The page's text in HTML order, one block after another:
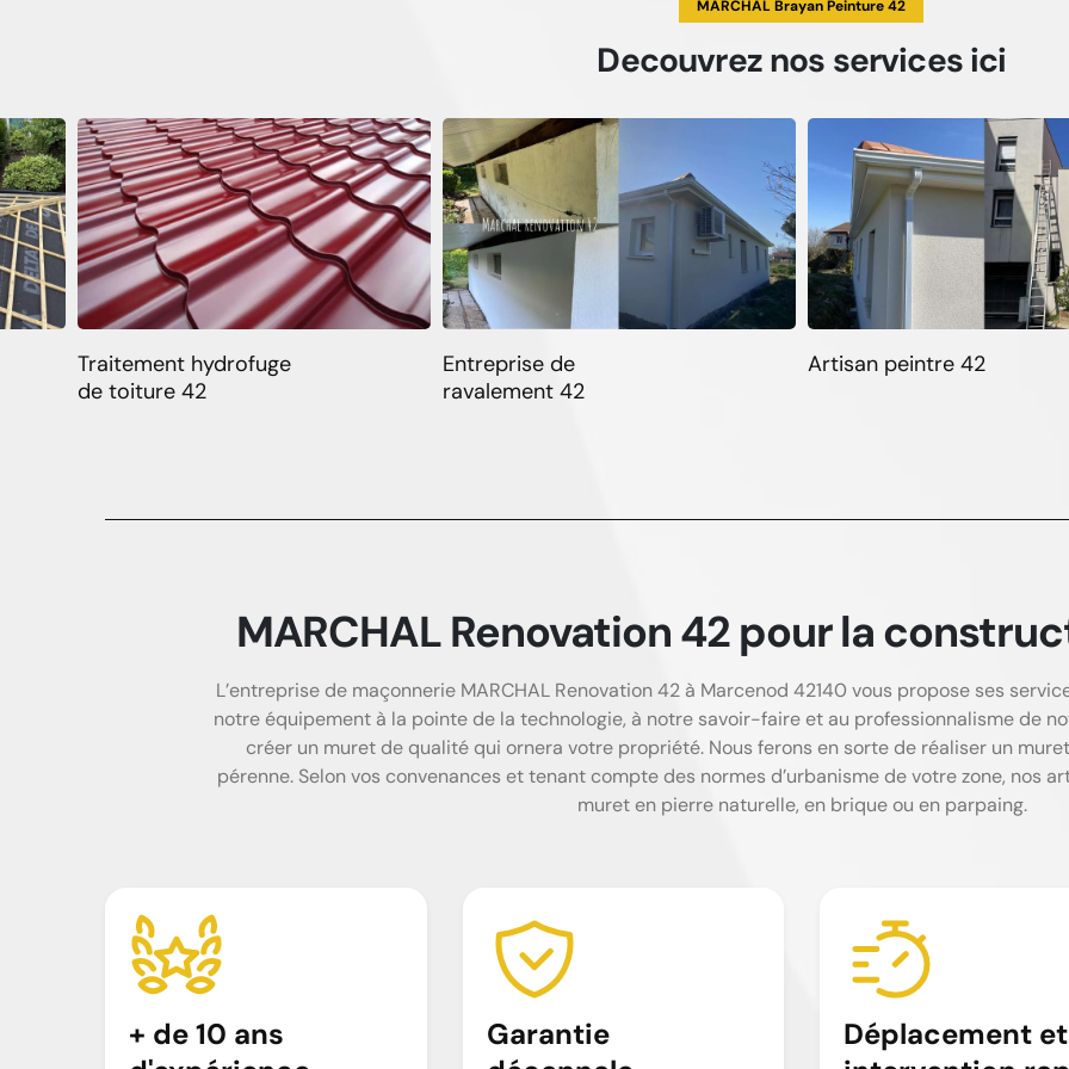
MARCHAL Brayan Peinture 42
Decouvreznos servicesici
Traitement hydrofuge
de toiture 42
Entreprise de
ravalement 42
Artisan peintre 42
MARCHAL Renovation 42 pour la
L’entreprise de maçonnerie MARCHAL Renovation 42 à Marcenod 42140 vous propose ses
notre équipement à la pointe de la technologie, à notre savoir-faire et au professionnalisme de
créer un muret de qualité qui ornera votre propriété. Nous ferons en sorte de réaliser un
pérenne. Selon vos convenances et tenant compte des normes d’urbanisme de votre zone, nos
muret en pierre naturelle, en brique ou en parpaing.
+ de 10 ans
Garantie
Déplacement et